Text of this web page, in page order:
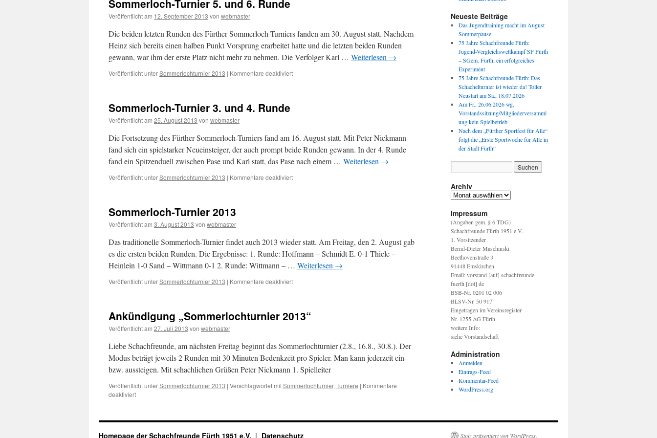
Sommerloch-Turnier 5. und 6. Runde
Veröffentlicht am 12. September 2013 von webmaster
Die beiden letzten Runden des Fürther Sommerloch-Turniers fanden am 30. August statt. Nachdem
Heinz sich bereits einen halben Punkt Vorsprung erarbeitet hatte und die letzten beiden Runden
gewann, war ihm der erste Platz nicht mehr zu nehmen. Die Verfolger Karl … Weiterlesen →
Veröffentlicht unterSommerlochturnier 2013 | Kommentare deaktiviertfür
Sommerloch-Turnier 3. und 4. Runde
Veröffentlicht am 25. August 2013 von webmaster
Die Fortsetzung des Fürther Sommerloch-Turniers fand am 16. August statt. Mit Peter Nickmann
fand sich ein spielstarker Neueinsteiger, der auch prompt beide Runden gewann. In der 4. Runde
fand ein Spitzenduell zwischen Pase und Karl statt, das Pase nach einem … Weiterlesen →
Veröffentlicht unterSommerlochturnier 2013 | Kommentare deaktiviertfür
Sommerloch-Turnier 2013
Veröffentlicht am 3. August 2013 von webmaster
Das traditionelle Sommerloch-Turnier findet auch 2013 wieder statt. Am Freitag, den 2. August gab
es die ersten beiden Runden. Die Ergebnisse: 1. Runde: Hoffmann – Schmidt E. 0-1 Thiele –
Heinlein 1-0 Sand – Wittmann 0-1 2. Runde: Wittmann – … Weiterlesen →
Veröffentlicht unterSommerlochturnier 2013 | Kommentare deaktiviertfür
Ankündigung „Sommerlochturnier 2013“
Veröffentlicht am 27. Juli 2013 von webmaster
Liebe Schachfreunde, am nächsten Freitag beginnt das Sommerlochturnier (2.8., 16.8., 30.8.). Der
Modus beträgt jeweils 2 Runden mit 30 Minuten Bedenkzeit pro Spieler. Man kann jederzeit ein-
bzw. aussteigen. Mit schachlichen Grüßen Peter Nickmann 1. Spielleiter
Veröffentlicht unterSommerlochturnier 2013 | Verschlagwortet mitSommerlochturnier, Turniere | Kommentare
deaktiviertfür
2013“
Neueste Beiträge
Das Jugendtraining macht im August
Sommerpause
75 Jahre Schachfreunde Fürth:
Jugend-Vergleichswettkampf SF Fürth
– SGem. Fürth, ein erfolgreiches
Experiment
75 Jahre Schachfreunde Fürth: Das
Schachelturnier ist wieder da! Toller
Neustart am Sa., 18.07.2026
Am Fr., 26.06.2026 wg.
Vorstandssitzung/Mitgliederversamml
ung kein Spielbetrieb
Nach dem „Fürther Sportfest für Alle“
folgt die „Erste Sportwoche für Alle in
der Stadt Fürth“
Archiv
Archiv
Impressum
(Angaben gem. § 6 TDG)
Schachfreunde Fürth 1951 e.V.
1. Vorsitzender
Bernd-Dieter Maschinski
Beethovenstraße 3
91448 Emskirchen
Email: vorstand [auf] schachfreunde-
fuerth [dot] de
BSB-Nr. 0201 02 006
BLSV-Nr. 50 917
Eingetragen im Vereinsregister
Nr. 1255 AG Fürth
weitere Info:
siehe Vorstandschaft
Administration
Anmelden
Eintrags-Feed
Kommentar-Feed
WordPress.org
Homepage der Schachfreunde Fürth 1951 e.V. Datenschutz Stolz präsentiert von WordPress.